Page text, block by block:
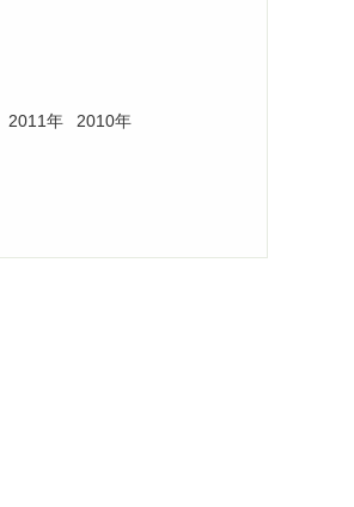
2011年
2010年